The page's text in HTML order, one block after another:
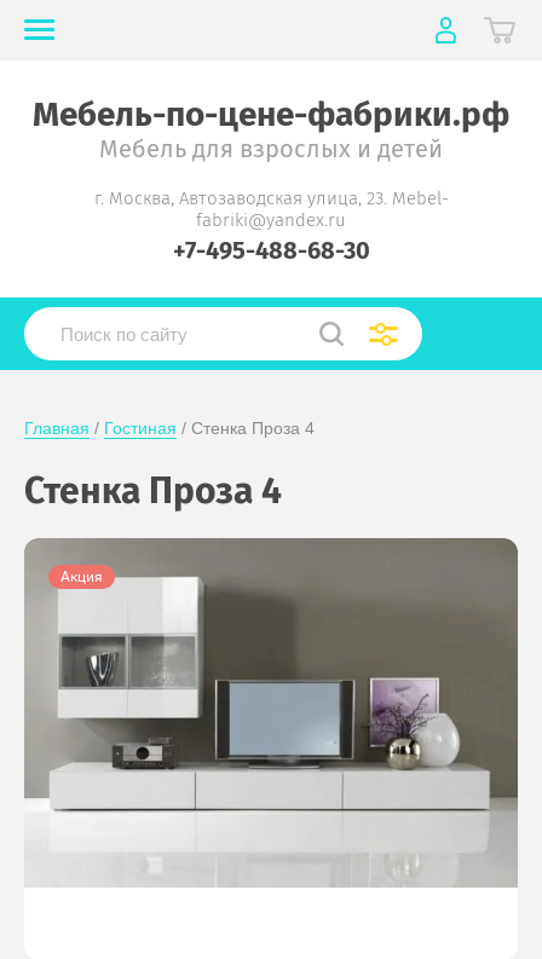
Мебель-по-цене-фабрики.рф
Мебель для взрослых и детей
г. Москва, Автозаводская улица, 23. Mebel-
fabriki@yandex.ru
+7-495-488-68-30
Главная / Гостиная / Стенка Проза 4
Стенка Проза 4
Акция